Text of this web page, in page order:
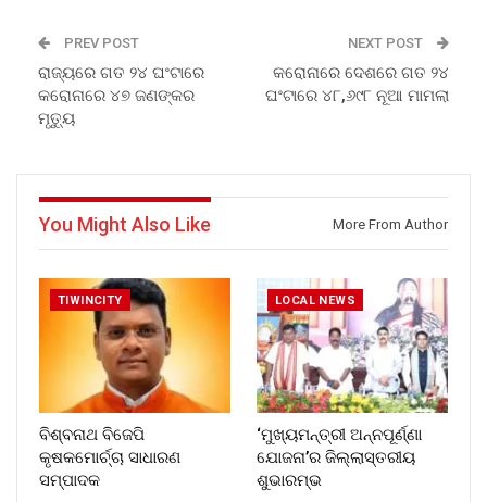
PREV POST
ରାଜ୍ୟରେ ଗତ ୨୪ ଘଂଟାରେ
କରୋନାରେ ୪୭ ଜଣଙ୍କର
ମୃତ୍ୟୁ
NEXT POST
କରୋନାରେ ଦେଶରେ ଗତ ୨୪
ଘଂଟାରେ ୪୮,୬୯୮ ନୂଆ ମାମଲା
You Might Also Like More From Author
TIWINCITY
ବିଶ୍ବନାଥ ବିଜେପି
କୃଷକମୋର୍ଚ୍ଚା ସାଧାରଣ
ସମ୍ପାଦକ
LOCAL NEWS
‘ମୁଖ୍ୟମନ୍ତ୍ରୀ ଅନ୍ନପୂର୍ଣ୍ଣା
ଯୋଜନା’ର ଜିଲ୍ଲାସ୍ତରୀୟ
ଶୁଭାରମ୍ଭ